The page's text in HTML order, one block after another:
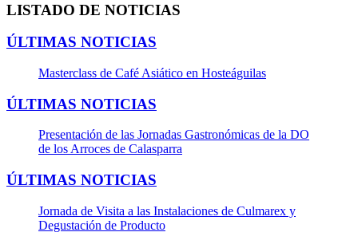
LISTADO DE NOTICIAS
ÚLTIMAS NOTICIAS
Masterclass de Café Asiático en Hosteáguilas
ÚLTIMAS NOTICIAS
Presentación de las Jornadas Gastronómicas de la DO
de los Arroces de Calasparra
ÚLTIMAS NOTICIAS
Jornada de Visita a las Instalaciones de Culmarex y
Degustación de Producto